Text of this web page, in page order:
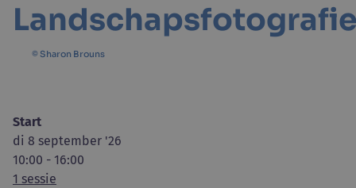
© Sharon Brouns
Start
di 8 september '26
10:00 - 16:00
1 sessie